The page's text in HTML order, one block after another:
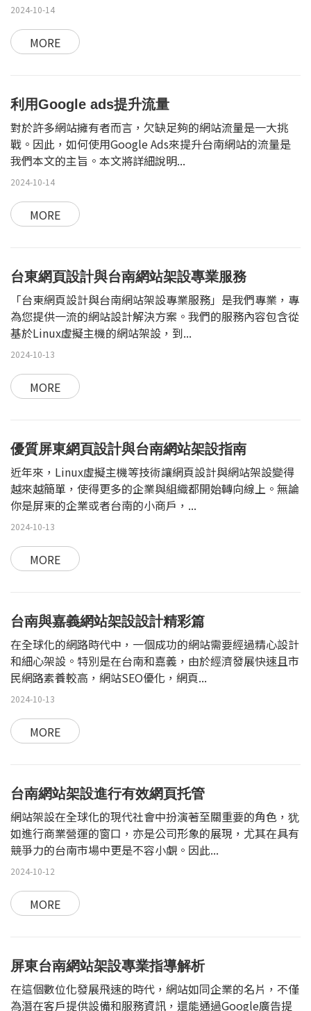
2024-10-14
MORE
利用Google ads提升流量
對於許多網站擁有者而言，欠缺足夠的網站流量是一大挑
戰。因此，如何使用Google Ads來提升台南網站的流量是
我們本文的主旨。本文將詳細說明...
2024-10-14
MORE
台東網頁設計與台南網站架設專業服務
「台東網頁設計與台南網站架設專業服務」是我們專業，專
為您提供一流的網站設計解決方案。我們的服務內容包含從
基於Linux虛擬主機的網站架設，到...
2024-10-13
MORE
優質屏東網頁設計與台南網站架設指南
近年來，Linux虛擬主機等技術讓網頁設計與網站架設變得
越來越簡單，使得更多的企業與組織都開始轉向線上。無論
你是屏東的企業或者台南的小商戶，...
2024-10-13
MORE
台南與嘉義網站架設設計精彩篇
在全球化的網路時代中，一個成功的網站需要經過精心設計
和細心架設。特別是在台南和嘉義，由於經濟發展快速且市
民網路素養較高，網站SEO優化，網頁...
2024-10-13
MORE
台南網站架設進行有效網頁托管
網站架設在全球化的現代社會中扮演著至關重要的角色，犹
如進行商業營運的窗口，亦是公司形象的展現，尤其在具有
競爭力的台南市場中更是不容小覷。因此...
2024-10-12
MORE
屏東台南網站架設專業指導解析
在這個數位化發展飛速的時代，網站如同企業的名片，不僅
為潛在客戶提供設備和服務資訊，還能通過Google廣告提